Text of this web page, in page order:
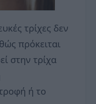
τρίχες δεν
πρόκειται
στην τρίχα
ή το